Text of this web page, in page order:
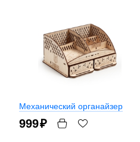
Механический органайзер
999₽